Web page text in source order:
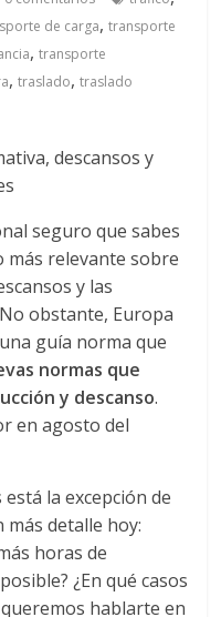
de carga,transporte
,transporte
,traslado,traslado
seguro que sabes
más relevante sobre
y las
obstante, Europa
guía norma que
normas que
y descanso.
en agosto del
la excepción de
detalle hoy:
horas de
¿En qué casos
hablarte en